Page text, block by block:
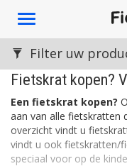
Toggle
Fietskrat kopen?
Een fietskrat kopen?
aan van alle fietskratten
overzicht vindt u
vindt u ook fietskratten/
speciaal voor op de
Filter uw